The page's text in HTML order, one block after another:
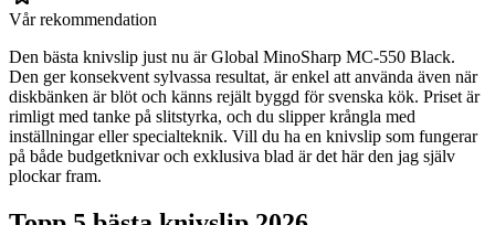
Vår rekommendation
Den bästa knivslip just nu är Global MinoSharp MC-550 Black.
Den ger konsekvent sylvassa resultat, är enkel att använda även när
diskbänken är blöt och känns rejält byggd för svenska kök. Priset är
rimligt med tanke på slitstyrka, och du slipper krångla med
inställningar eller specialteknik. Vill du ha en knivslip som fungerar
på både budgetknivar och exklusiva blad är det här den jag själv
plockar fram.